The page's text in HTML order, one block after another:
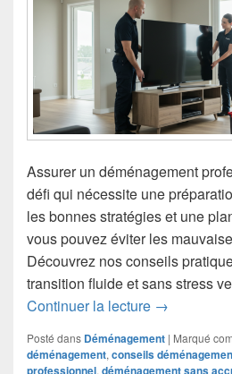
Assurer un déménagement
défi qui nécessite une
les bonnes stratégies et une
vous pouvez éviter les
Découvrez nos conseils
transition fluide et sans stress
Continuer la lecture Conseils
→
Posté dans Déménagement | Marqué
déménagement, conseils
professionnel, déménagement sans